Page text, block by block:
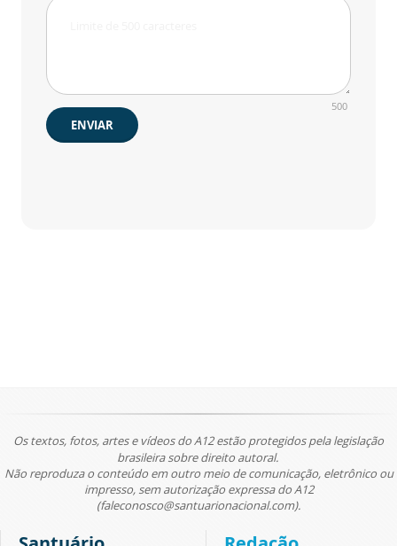
500
ENVIAR
Os textos, fotos, artes e vídeos do A12 estão protegidos pela legislação
brasileira sobre direito autoral.
Não reproduza o conteúdo em outro meio de comunicação, eletrônico ou
impresso, sem autorização expressa do A12
(faleconosco@santuarionacional.com).